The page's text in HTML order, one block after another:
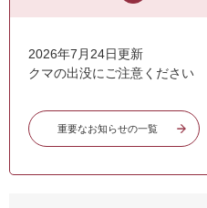
2026年7月24日更新
クマの出没にご注意ください
重要なお知らせの一覧